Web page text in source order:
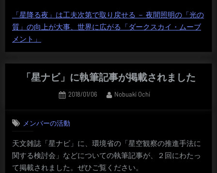
「星降る夜」は工夫次第で取り戻せる － 夜間照明の「光の
質」の向上が大事、世界に広がる「ダークスカイ・ムーブ
メント」
「星ナビ」に執筆記事が掲載されました
Posted
2018/01/06 By
Nobuaki Ochi
メンバーの活動
天文雑誌「星ナビ」に、環境省の「星空観察の推進手法に
関する検討会」などについての執筆記事が、２回にわたっ
て掲載されました。ぜひご覧ください。